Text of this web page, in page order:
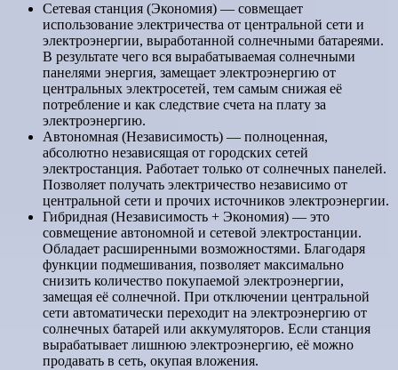
Сетевая станция (Экономия) — совмещает
использование электричества от центральной сети и
электроэнергии, выработанной солнечными батареями.
В результате чего вся вырабатываемая солнечными
панелями энергия, замещает электроэнергию от
центральных электросетей, тем самым снижая её
потребление и как следствие счета на плату за
электроэнергию.
Автономная (Независимость) — полноценная,
абсолютно независящая от городских сетей
электростанция. Работает только от солнечных панелей.
Позволяет получать электричество независимо от
центральной сети и прочих источников электроэнергии.
Гибридная (Независимость + Экономия) — это
совмещение автономной и сетевой электростанции.
Обладает расширенными возможностями. Благодаря
функции подмешивания, позволяет максимально
снизить количество покупаемой электроэнергии,
замещая её солнечной. При отключении центральной
сети автоматически переходит на электроэнергию от
солнечных батарей или аккумуляторов. Если станция
вырабатывает лишнюю электроэнергию, её можно
продавать в сеть, окупая вложения.